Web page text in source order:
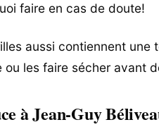
faire en cas de doute!
aussi contiennent une
ou les faire sécher avant
à Jean-Guy